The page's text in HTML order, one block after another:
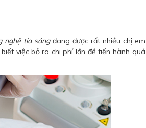
nghệ tia sángđang được rất nhiều chị em
việc bỏ ra chi phí lớn để tiến hành quá